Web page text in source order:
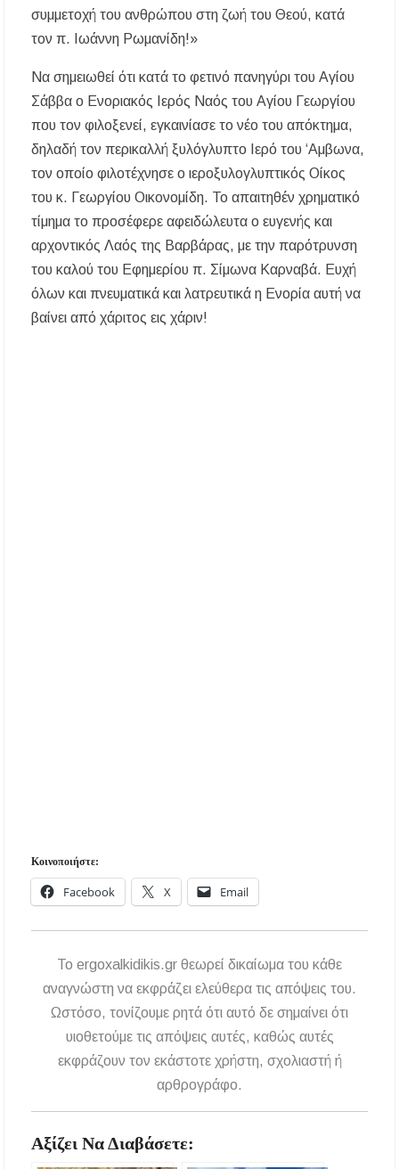
συμμετοχή του ανθρώπου στη ζωή του Θεού, κατά
τον π. Ιωάννη Ρωμανίδη!»
Να σημειωθεί ότι κατά το φετινό πανηγύρι του Αγίου
Σάββα ο Ενοριακός Ιερός Ναός του Αγίου Γεωργίου
που τον φιλοξενεί, εγκαινίασε το νέο του απόκτημα,
δηλαδή τον περικαλλή ξυλόγλυπτο Ιερό του ‘Αμβωνα,
τον οποίο φιλοτέχνησε ο ιεροξυλογλυπτικός Οίκος
του κ. Γεωργίου Οικονομίδη. Το απαιτηθέν χρηματικό
τίμημα το προσέφερε αφειδώλευτα ο ευγενής και
αρχοντικός Λαός της Βαρβάρας, με την παρότρυνση
του καλού του Εφημερίου π. Σίμωνα Καρναβά. Ευχή
όλων και πνευματικά και λατρευτικά η Ενορία αυτή να
βαίνει από χάριτος εις χάριν!
Κοινοποιήστε:
Facebook X Email
To ergoxalkidikis.gr θεωρεί δικαίωμα του κάθε
αναγνώστη να εκφράζει ελεύθερα τις απόψεις του.
Ωστόσο, τονίζουμε ρητά ότι αυτό δε σημαίνει ότι
υιοθετούμε τις απόψεις αυτές, καθώς αυτές
εκφράζουν τον εκάστοτε χρήστη, σχολιαστή ή
αρθρογράφο.
Αξίζει Να Διαβάσετε: